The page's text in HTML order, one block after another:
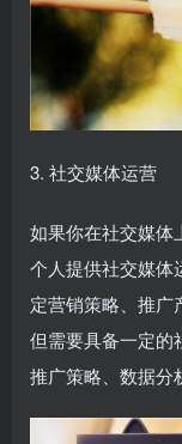
3. 社交媒体运营
如果你在社交媒体
个人提供社交媒体
定营销策略、推广
但需要具备一定的
推广策略、数据分